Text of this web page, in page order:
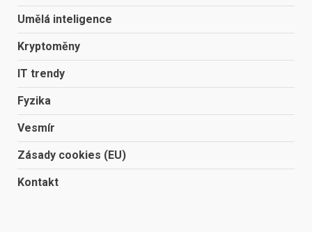
Umělá inteligence
Kryptoměny
IT trendy
Fyzika
Vesmír
Zásady cookies (EU)
Kontakt